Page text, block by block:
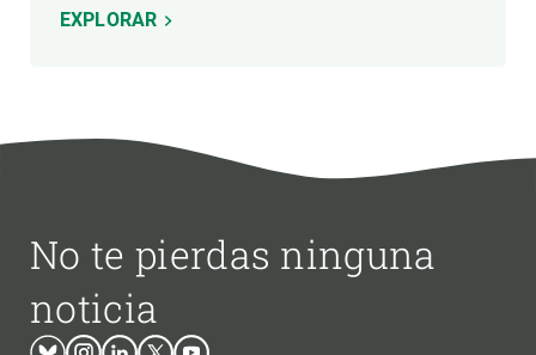
EXPLORAR
No te pierdas ninguna
noticia
BlueskyInstagram
LinkedinTwitterYoutube